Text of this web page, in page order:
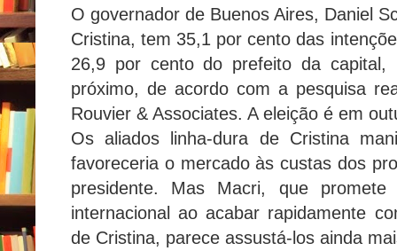
O governador de Buenos Aires, Daniel
Cristina, tem 35,1 por cento das
26,9 por cento do prefeito da capital,
próximo, de acordo com a pesquisa
Rouvier & Associates. A eleição é em
Os aliados linha-dura de Cristina
favoreceria o mercado às custas dos
presidente. Mas Macri, que
internacional ao acabar rapidamente
de Cristina, parece assustá-los ainda